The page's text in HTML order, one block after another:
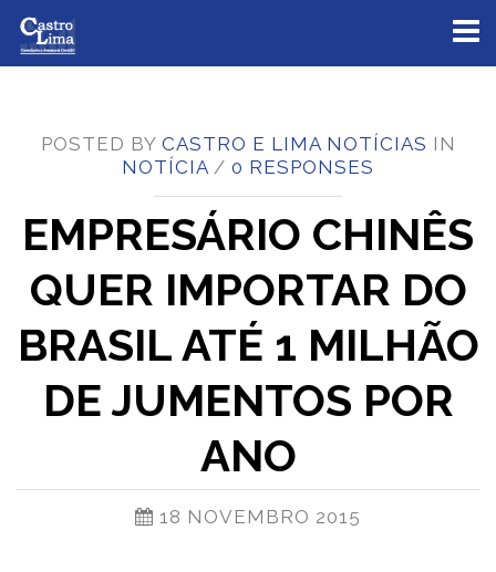
POSTED BY CASTRO E LIMA NOTÍCIAS IN
NOTÍCIA / 0 RESPONSES
EMPRESÁRIO CHINÊS
QUER IMPORTAR DO
BRASIL ATÉ 1 MILHÃO
DE JUMENTOS POR
ANO
18 NOVEMBRO 2015